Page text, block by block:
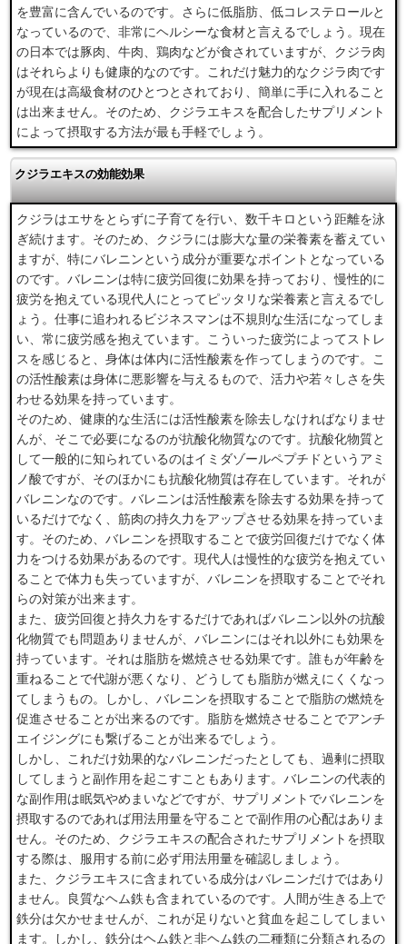
を豊富に含んでいるのです。さらに低脂肪、低コレステロールと
なっているので、非常にヘルシーな食材と言えるでしょう。現在
の日本では豚肉、牛肉、鶏肉などが食されていますが、クジラ肉
はそれらよりも健康的なのです。これだけ魅力的なクジラ肉です
が現在は高級食材のひとつとされており、簡単に手に入れること
は出来ません。そのため、クジラエキスを配合したサプリメント
によって摂取する方法が最も手軽でしょう。
クジラエキスの効能効果
クジラはエサをとらずに子育てを行い、数千キロという距離を泳
ぎ続けます。そのため、クジラには膨大な量の栄養素を蓄えてい
ますが、特にバレニンという成分が重要なポイントとなっている
のです。バレニンは特に疲労回復に効果を持っており、慢性的に
疲労を抱えている現代人にとってピッタリな栄養素と言えるでし
ょう。仕事に追われるビジネスマンは不規則な生活になってしま
い、常に疲労感を抱えています。こういった疲労によってストレ
スを感じると、身体は体内に活性酸素を作ってしまうのです。こ
の活性酸素は身体に悪影響を与えるもので、活力や若々しさを失
わせる効果を持っています。
そのため、健康的な生活には活性酸素を除去しなければなりませ
んが、そこで必要になるのが抗酸化物質なのです。抗酸化物質と
して一般的に知られているのはイミダゾールペプチドというアミ
ノ酸ですが、そのほかにも抗酸化物質は存在しています。それが
バレニンなのです。バレニンは活性酸素を除去する効果を持って
いるだけでなく、筋肉の持久力をアップさせる効果を持っていま
す。そのため、バレニンを摂取することで疲労回復だけでなく体
力をつける効果があるのです。現代人は慢性的な疲労を抱えてい
ることで体力も失っていますが、バレニンを摂取することでそれ
らの対策が出来ます。
また、疲労回復と持久力をするだけであればバレニン以外の抗酸
化物質でも問題ありませんが、バレニンにはそれ以外にも効果を
持っています。それは脂肪を燃焼させる効果です。誰もが年齢を
重ねることで代謝が悪くなり、どうしても脂肪が燃えにくくなっ
てしまうもの。しかし、バレニンを摂取することで脂肪の燃焼を
促進させることが出来るのです。脂肪を燃焼させることでアンチ
エイジングにも繋げることが出来るでしょう。
しかし、これだけ効果的なバレニンだったとしても、過剰に摂取
してしまうと副作用を起こすこともあります。バレニンの代表的
な副作用は眠気やめまいなどですが、サプリメントでバレニンを
摂取するのであれば用法用量を守ることで副作用の心配はありま
せん。そのため、クジラエキスの配合されたサプリメントを摂取
する際は、服用する前に必ず用法用量を確認しましょう。
また、クジラエキスに含まれている成分はバレニンだけではあり
ません。良質なヘム鉄も含まれているのです。人間が生きる上で
鉄分は欠かせませんが、これが足りないと貧血を起こしてしまい
ます。しかし、鉄分はヘム鉄と非ヘム鉄の二種類に分類されるの